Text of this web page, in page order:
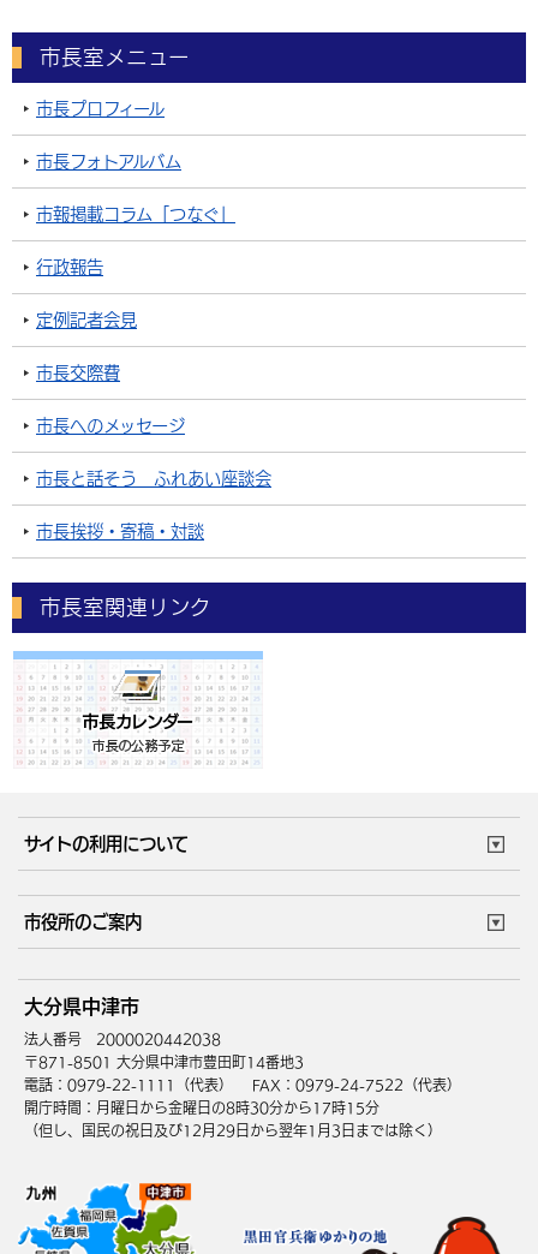
市長室メニュー
市長プロフィール
市長フォトアルバム
市報掲載コラム「つなぐ」
行政報告
定例記者会見
市長交際費
市長へのメッセージ
市長と話そう ふれあい座談会
市長挨拶・寄稿・対談
市長室関連リンク
サイトの利用について
サイトマップ
市役所のご案内
庁舎地図 組織案内
中津市へのアクセス
大分県中津市
法人番号 2000020442038
〒871-8501 大分県中津市豊田町14番地3
電話：0979-22-1111（代表）
FAX：0979-24-7522（代表）
開庁時間：月曜日から金曜日の8時30分から17時15分
（但し、国民の祝日及び12月29日から翌年1月3日までは除く）